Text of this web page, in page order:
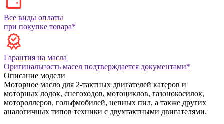
Все виды оплаты
при покупке товара*
Гарантия на масла
Оригинальность масел подтверждается документами*
Описание модели
Моторное масло для 2-тактных двигателей катеров и
моторных лодок, снегоходов, мотоциклов, газонокосилок,
мотороллеров, гольфмобилей, цепных пил, а также других
аналогичных типов техники с двухтактными двигателями.